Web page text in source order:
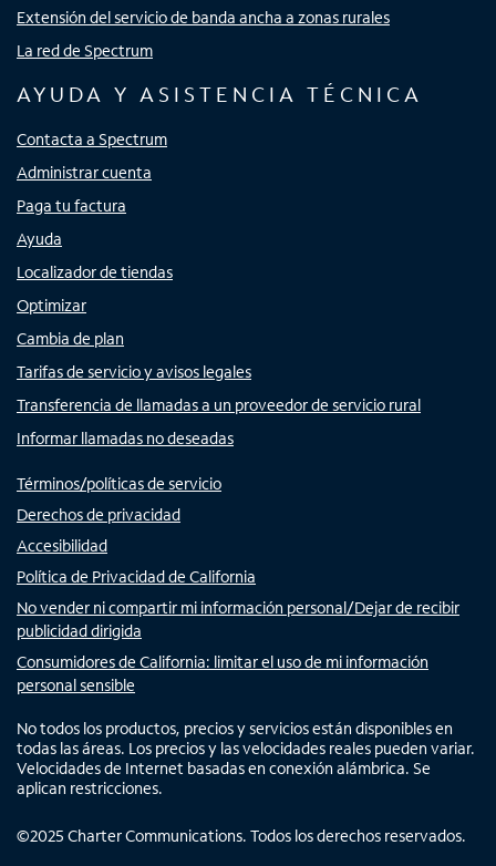
Extensión del servicio de banda ancha a zonas rurales
La red de Spectrum
AYUDA Y ASISTENCIA TÉCNICA
Contacta a Spectrum
Administrar cuenta
Paga tu factura
Ayuda
Localizador de tiendas
Optimizar
Cambia de plan
Tarifas de servicio y avisos legales
Transferencia de llamadas a un proveedor de servicio rural
Informar llamadas no deseadas
Términos/políticas de servicio
Derechos de privacidad
Accesibilidad
Política de Privacidad de California
No vender ni compartir mi información personal/Dejar de recibir
publicidad dirigida
Consumidores de California: limitar el uso de mi información
personal sensible
No todos los productos, precios y servicios están disponibles en
todas las áreas. Los precios y las velocidades reales pueden variar.
Velocidades de Internet basadas en conexión alámbrica. Se
aplican restricciones.
©2025 Charter Communications. Todos los derechos reservados.